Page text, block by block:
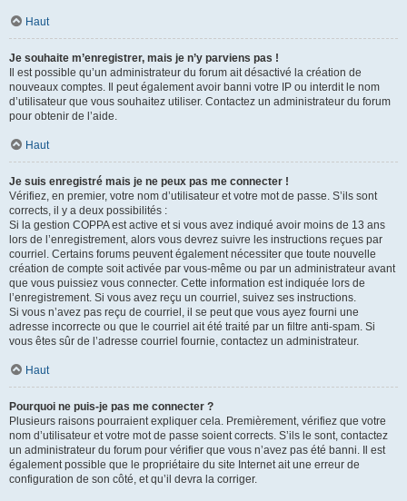
Haut
Je souhaite m’enregistrer, mais je n’y parviens pas !
Il est possible qu’un administrateur du forum ait désactivé la création de
nouveaux comptes. Il peut également avoir banni votre IP ou interdit le nom
d’utilisateur que vous souhaitez utiliser. Contactez un administrateur du forum
pour obtenir de l’aide.
Haut
Je suis enregistré mais je ne peux pas me connecter !
Vérifiez, en premier, votre nom d’utilisateur et votre mot de passe. S’ils sont
corrects, il y a deux possibilités :
Si la gestion COPPA est active et si vous avez indiqué avoir moins de 13 ans
lors de l’enregistrement, alors vous devrez suivre les instructions reçues par
courriel. Certains forums peuvent également nécessiter que toute nouvelle
création de compte soit activée par vous-même ou par un administrateur avant
que vous puissiez vous connecter. Cette information est indiquée lors de
l’enregistrement. Si vous avez reçu un courriel, suivez ses instructions.
Si vous n’avez pas reçu de courriel, il se peut que vous ayez fourni une
adresse incorrecte ou que le courriel ait été traité par un filtre anti-spam. Si
vous êtes sûr de l’adresse courriel fournie, contactez un administrateur.
Haut
Pourquoi ne puis-je pas me connecter ?
Plusieurs raisons pourraient expliquer cela. Premièrement, vérifiez que votre
nom d’utilisateur et votre mot de passe soient corrects. S’ils le sont, contactez
un administrateur du forum pour vérifier que vous n’avez pas été banni. Il est
également possible que le propriétaire du site Internet ait une erreur de
configuration de son côté, et qu’il devra la corriger.